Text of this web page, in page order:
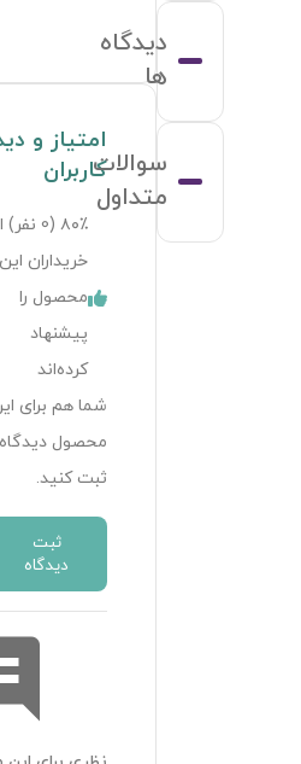
دیدگاه
ها
سوالات
متداول
امتیاز و
کاربران
۸۰٪ ( 0 نفر)
خریداران این
محصول را
پیشنهاد
کرده‌اند
شما هم برای
محصول دیدگاه
ثبت کنید.
ثبت
دیدگاه